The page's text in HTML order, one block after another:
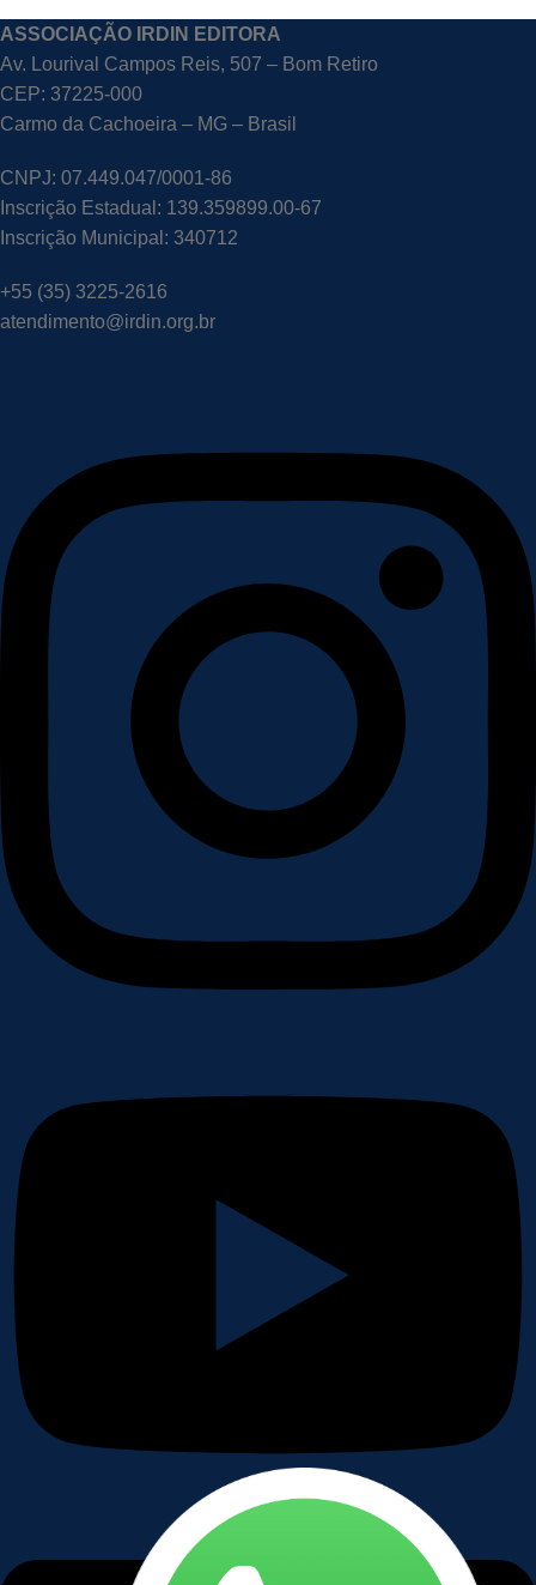
ASSOCIAÇÃO IRDIN EDITORA
Av. Lourival Campos Reis, 507 – Bom Retiro
CEP: 37225-000
Carmo da Cachoeira – MG – Brasil
CNPJ: 07.449.047/0001-86
Inscrição Estadual: 139.359899.00-67
Inscrição Municipal: 340712
+55 (35) 3225-2616
atendimento@irdin.org.br